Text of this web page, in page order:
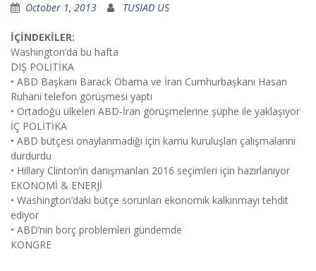
October 1, 2013 TUSIAD US
İÇİNDEKİLER:
Washington’da bu hafta
DIŞ POLİTİKA
• ABD Başkanı Barack Obama ve İran Cumhurbașkanı Hasan
Ruhani telefon görüşmesi yaptı
• Ortadoğu ülkeleri ABD-İran görüşmelerine şüphe ile yaklaşıyor
İÇ POLİTİKA
• ABD bütçesi onaylanmadığı için kamu kuruluşları çalışmalarını
durdurdu
• Hillary Clinton’ın danışmanları 2016 seçimleri için hazırlanıyor
EKONOMİ & ENERJİ
• Washington’daki bütçe sorunları ekonomik kalkınmayı tehdit
ediyor
• ABD’nin borç problemleri gündemde
KONGRE